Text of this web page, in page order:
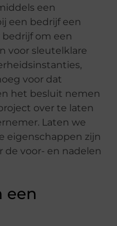
een
een bedrijf een
om een
voor sleutelklare
voor dat
het besluit nemen
over te laten
Laten we
eigenschappen zijn
voor- en nadelen
een